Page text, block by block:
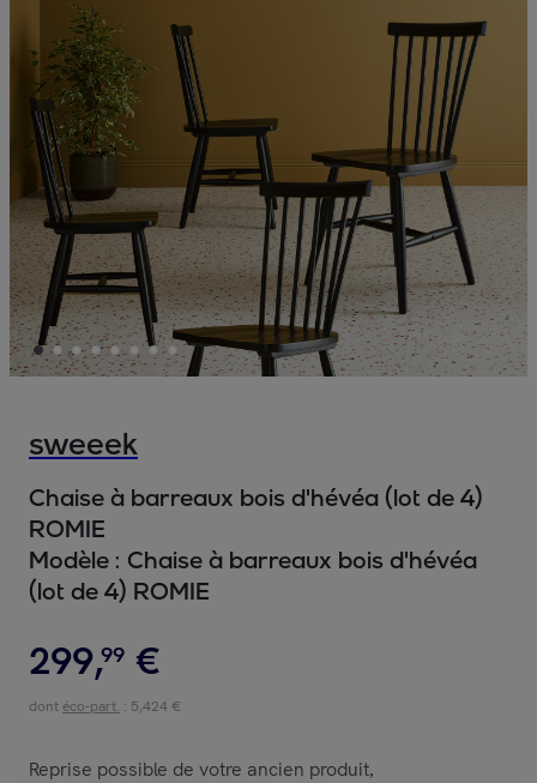
sweeek
Chaise à barreaux bois d'hévéa (lot de 4)
ROMIE
Modèle : Chaise à barreaux bois d'hévéa
(lot de 4) ROMIE
299,99 €
dont éco-part. : 5,424 €
Reprise possible de votre ancien produit,